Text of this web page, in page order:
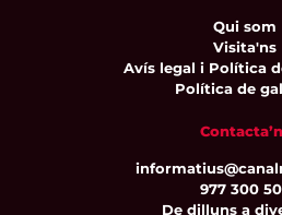
Qui som
Visita'ns
Avís legal i Política
Política de
977 300
De dilluns a